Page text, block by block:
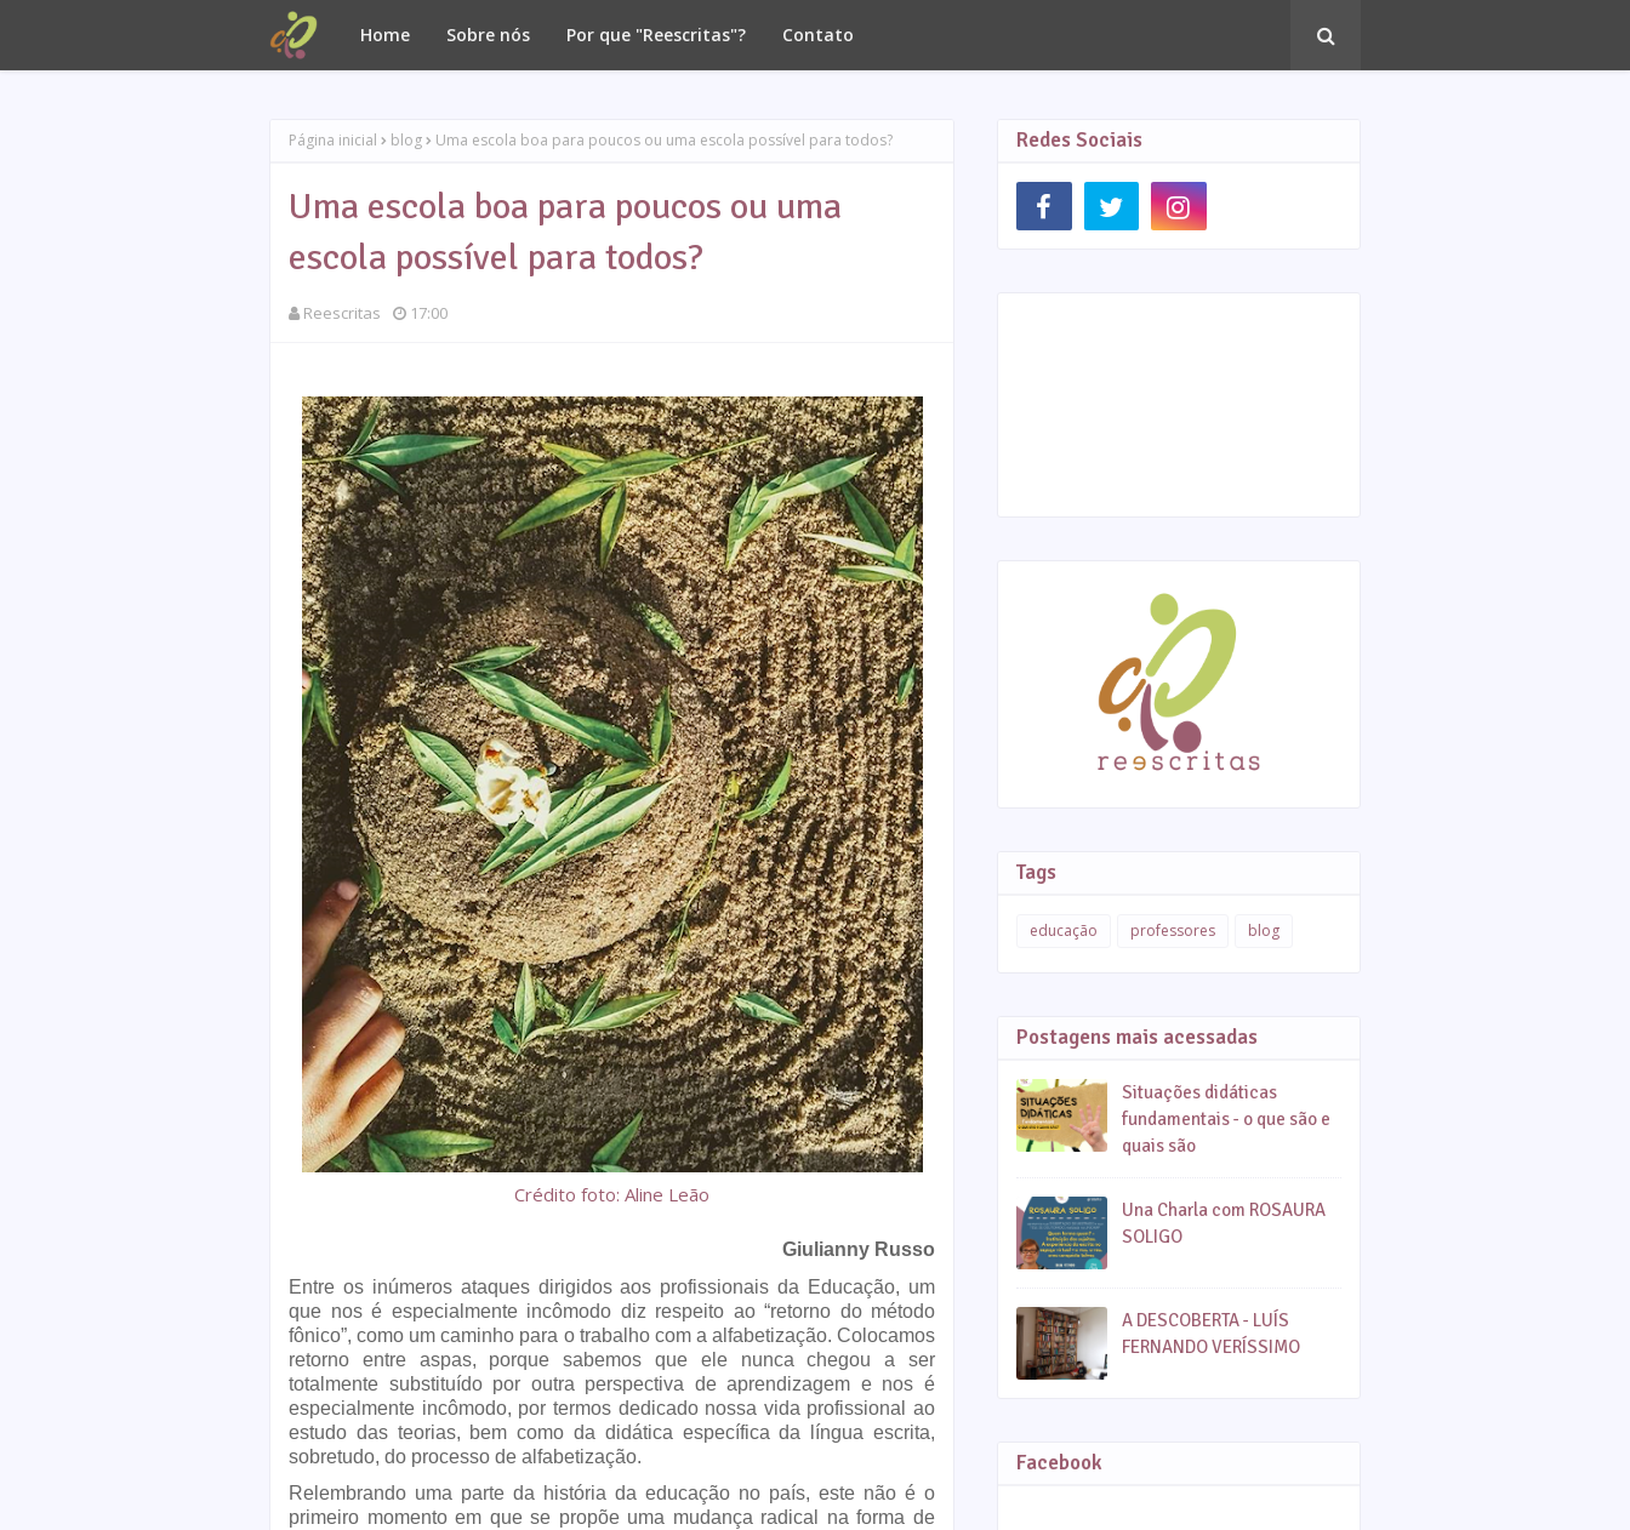
Home Sobre nós Por que "Reescritas"? Contato
Página inicial blog Uma escola boa para poucos ou uma escola possível para todos?
Uma escola boa para poucos ou uma
escola possível para todos?
Reescritas 17:00
Crédito foto: Aline Leão
Giulianny Russo
Entre os inúmeros ataques dirigidos aos profissionais da Educação, um
que nos é especialmente incômodo diz respeito ao “retorno do método
fônico”, como um caminho para o trabalho com a alfabetização. Colocamos
retorno entre aspas, porque sabemos que ele nunca chegou a ser
totalmente substituído por outra perspectiva de aprendizagem e nos é
especialmente incômodo, por termos dedicado nossa vida profissional ao
estudo das teorias, bem como da didática específica da língua escrita,
sobretudo, do processo de alfabetização.
Relembrando uma parte da história da educação no país, este não é o
primeiro momento em que se propõe uma mudança radical na forma de
Redes Sociais
Tags
educação professores blog
Postagens mais acessadas
Situações didáticas
fundamentais - o que são e
quais são
Una Charla com ROSAURA
SOLIGO
A DESCOBERTA - LUÍS
FERNANDO VERÍSSIMO
Facebook